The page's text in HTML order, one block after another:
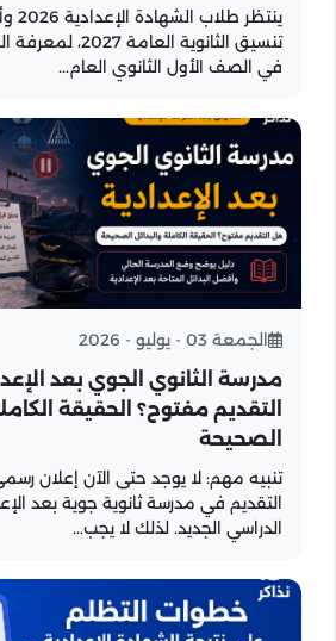
تنسيق الثانوية
في الصف الأول الثانوي العام...
الجمعة 03 - يوليو - 2026
التقديم مفتوح؟ الحقيقة
الصحيحة
تنبيه مهم: لا يوجد حتى الآن إعلان
التقديم في مدرسة ثانوية جوية بعد
الدراسي الجديد. لذلك لا يجب...